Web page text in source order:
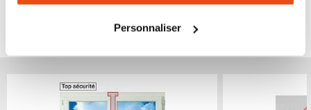
tous les cookies peut limiter certaines fonctionnalités.
Personnaliser
VOUS POURRIEZ ÉGALEMENT ÊTRE INTÉRESSÉ